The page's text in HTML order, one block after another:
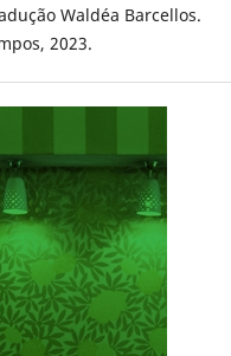
Waldéa Barcellos.
2023.